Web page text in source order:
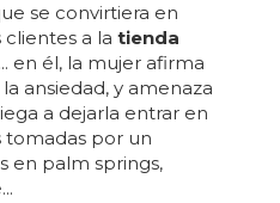
se convirtiera en
a la tienda
en él, la mujer afirma
ansiedad, y amenaza
a dejarla entrar en
tomadas por un
en palm springs,